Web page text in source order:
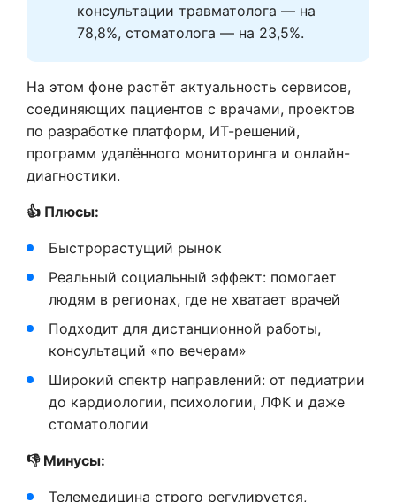
консультации травматолога — на
78,8%, стоматолога — на 23,5%.
На этом фоне растёт актуальность сервисов,
соединяющих пациентов с врачами, проектов
по разработке платформ, ИТ-решений,
программ удалённого мониторинга и онлайн-
диагностики.
👍 Плюсы:
Быстрорастущий рынок
Реальный социальный эффект: помогает
людям в регионах, где не хватает врачей
Подходит для дистанционной работы,
консультаций «по вечерам»
Широкий спектр направлений: от педиатрии
до кардиологии, психологии, ЛФК и даже
стоматологии
👎 Минусы:
Телемедицина строго регулируется,